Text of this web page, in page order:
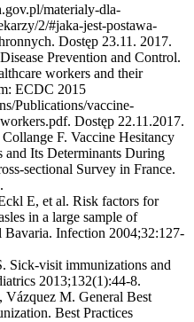
materialy-dla-
2/#jaka-jest-postawa-
Dostęp 23.11. 2017.
Prevention and Control.
workers and their
ECDC 2015
Publications/vaccine-
Dostęp 22.11.2017.
F. Vaccine Hesitancy
and Its Determinants During
sectional Survey in France.
E, et al. Risk factors for
in a large sample of
Infection 2004;32:127-
Sick-visit immunizations and
2013;132(1):44-8.
M. General Best
Best Practices